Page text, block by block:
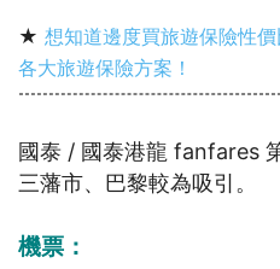
★ 想知道邊度買旅遊保險性
各大旅遊保險方案！
國泰 / 國泰港龍 fanfares
三藩市、巴黎較為吸引。
機票：